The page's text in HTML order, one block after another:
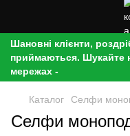
Шановні клієнти,
приймаються. Шукайте
мережах -
Каталог Селфи
Селфи